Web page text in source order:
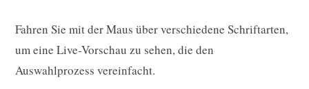
Fahren Sie mit der Maus über verschiedene Schriftarten,
um eine Live-Vorschau zu sehen, die den
Auswahlprozess vereinfacht.